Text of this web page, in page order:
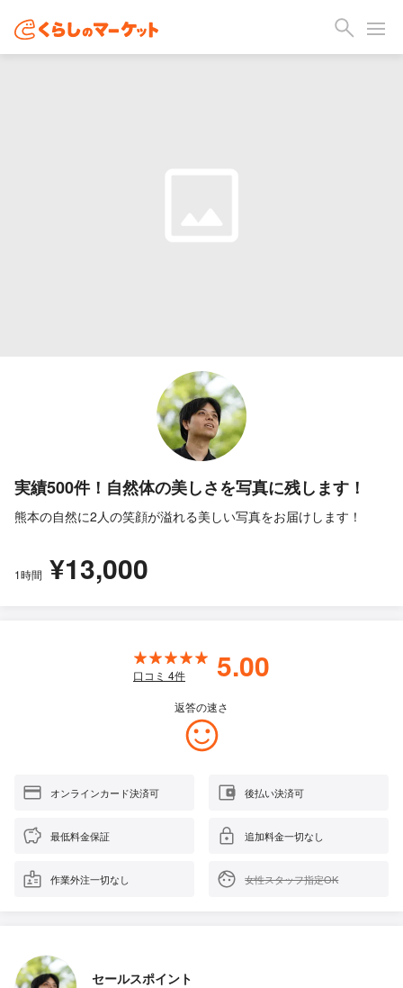
実績500件！自然体の美しさを写真に残します！
熊本の自然に2人の笑顔が溢れる美しい写真をお届けします！
1時間 ¥13,000
口コミ 4件 5.00
返答の速さ
オンラインカード決済可 後払い決済可
最低料金保証 追加料金一切なし
作業外注一切なし 女性スタッフ指定OK
セールスポイント